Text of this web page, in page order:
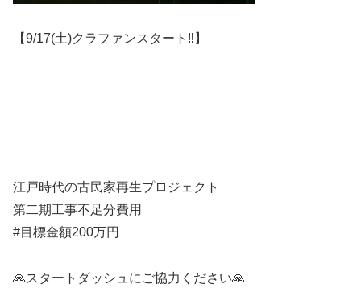
【9/17(土)クラファンスタート‼️】
江戸時代の古民家再生プロジェクト
第二期工事不足分費用
#目標金額200万円
🙏スタートダッシュにご協力ください🙏